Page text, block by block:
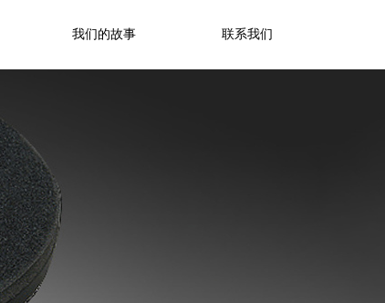
我们的故事 联系我们